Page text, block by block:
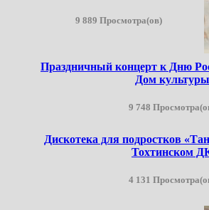
9 889 Просмотра(ов)
Праздничный концерт к Дню
Дом культуры
9 748
Дискотека для подростков
Тохтинском
4 131